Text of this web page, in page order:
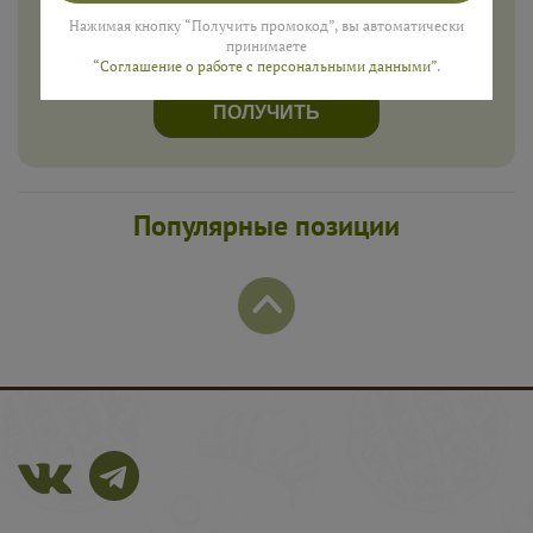
ПОЛУЧИТЬ
Популярные позиции
Нажимая кнопку “Получить промокод”, вы автоматически
принимаете
“Соглашение о работе с персональными данными”.